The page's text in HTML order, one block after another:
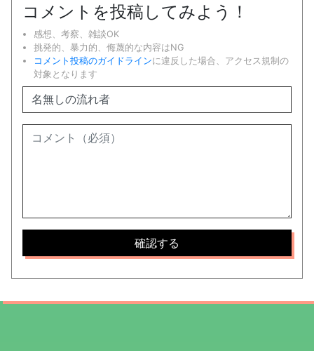
コメントを投稿してみよう！
感想、考察、雑談OK
挑発的、暴力的、侮蔑的な内容はNG
コメント投稿のガイドラインに違反した場合、アクセス規制の
対象となります